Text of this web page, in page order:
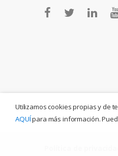
Utilizamos cookies propias y de
AQUÍpara más información.